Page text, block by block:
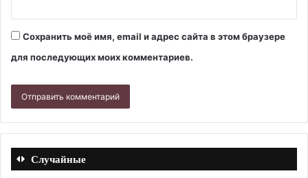
Сохранить моё имя, email и адрес сайта в этом браузере
для последующих моих комментариев.
Случайные